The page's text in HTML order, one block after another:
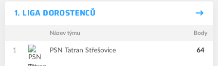
1. LIGA DOROSTENCŮ
Název týmu Body
1 PSN Tatran Střešovice 64